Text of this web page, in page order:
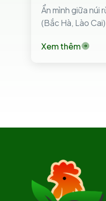
Ẩn mình giữa núi
(Bắc Hà, Lào
Xem thêm